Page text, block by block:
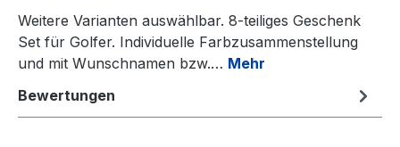
Weitere Varianten auswählbar. 8-teiliges Geschenk
Set für Golfer. Individuelle Farbzusammenstellung
und mit Wunschnamen bzw.… Mehr
Bewertungen